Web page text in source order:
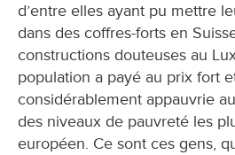
d’entre elles ayant pu mettre
dans des coffres-forts en
constructions douteuses au
population a payé au prix fort
considérablement appauvrie
des niveaux de pauvreté les
européen. Ce sont ces gens,